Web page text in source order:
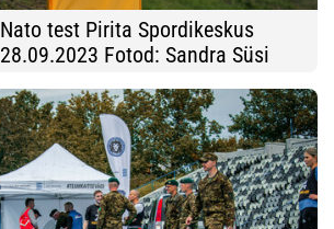
Nato test Pirita Spordikeskus
28.09.2023 Fotod: Sandra Süsi